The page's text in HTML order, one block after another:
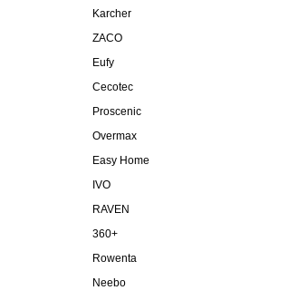
Karcher
ZACO
Eufy
Cecotec
Proscenic
Overmax
Easy Home
IVO
RAVEN
360+
Rowenta
Neebo